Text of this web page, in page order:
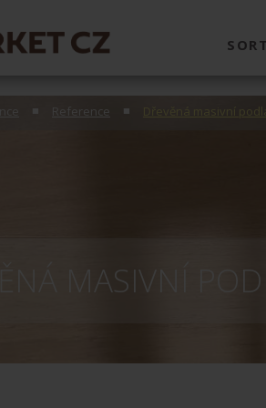
Reference Dřevěná masivní
MASIVNÍ